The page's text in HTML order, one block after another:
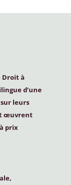
Droit à
d’une
leurs
œuvrent
prix